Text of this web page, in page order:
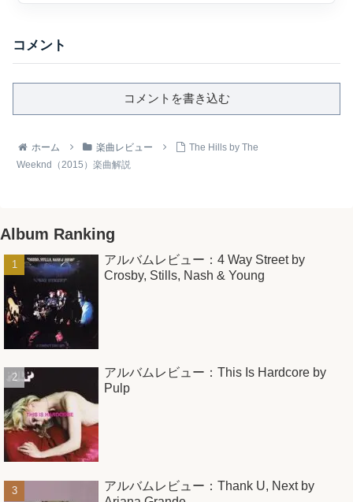
コメント
コメントを書き込む
ホーム 楽曲レビュー
The Hills by The
Weeknd（2015）楽曲解説
Album Ranking
アルバムレビュー：4 Way Street by
Crosby, Stills, Nash & Young
アルバムレビュー：This Is Hardcore by
Pulp
アルバムレビュー：Thank U, Next by